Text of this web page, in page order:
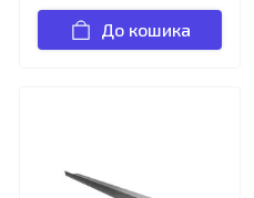
До кошика